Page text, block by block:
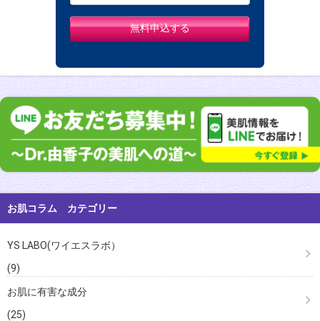
お肌コラム カテゴリー
YS LABO(ワイエスラボ）
(9)
お肌に有害な成分
(25)